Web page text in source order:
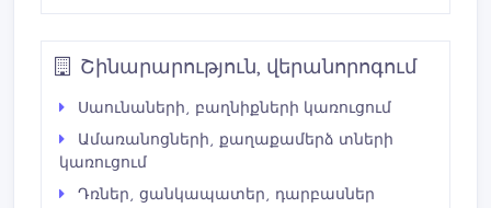
Շինարարություն, վերանորոգում
Սաունաների, բաղնիքների կառուցում
Ամառանոցների, քաղաքամերձ տների
կառուցում
Դռներ, ցանկապատեր, դարբասներ